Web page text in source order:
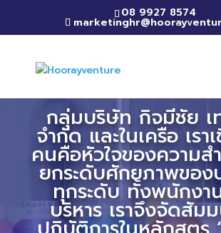
08 9927 8574
กลุ่มบริษัท กิจมีชัย เ
จำกัด และในเครือ เรา
คนคือหัวใจของความส
ยกระดับศักยภาพของ
ทุกระดับ ทั้งพนักงา
บริหาร เราจึงจัดสัม